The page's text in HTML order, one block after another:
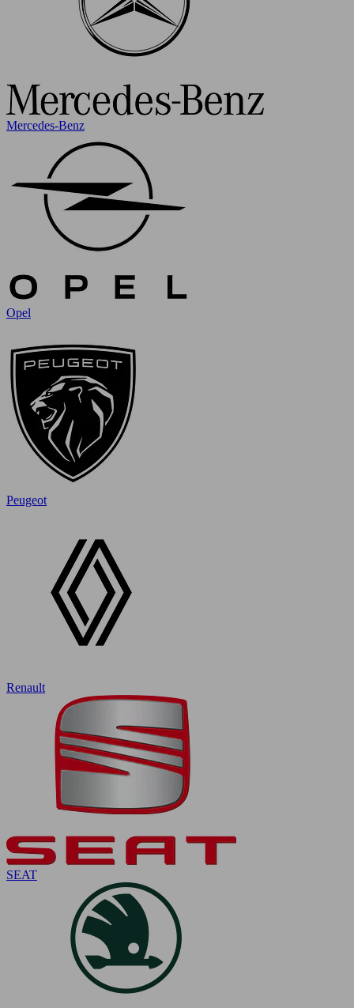
Mercedes-Benz
Opel
Peugeot
Renault
SEAT